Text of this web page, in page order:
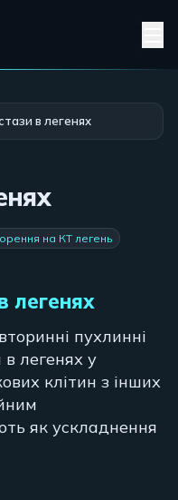
в легенях
на КТ легень
легенях
пухлинні
в легенях у
клітин з інших
як ускладнення